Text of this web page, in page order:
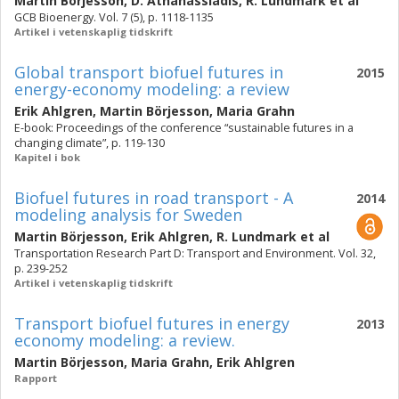
GCB Bioenergy. Vol. 7 (5), p. 1118-1135
Artikel i vetenskaplig tidskrift
2015
Global transport biofuel futures in
energy-economy modeling: a review
Erik Ahlgren, Martin Börjesson, Maria Grahn
E-book: Proceedings of the conference “sustainable futures in a
changing climate”, p. 119-130
Kapitel i bok
2014
Biofuel futures in road transport - A
modeling analysis for Sweden
Martin Börjesson, Erik Ahlgren, R. Lundmark et al
Transportation Research Part D: Transport and Environment. Vol. 32,
p. 239-252
Artikel i vetenskaplig tidskrift
2013
Transport biofuel futures in energy
economy modeling: a review.
Martin Börjesson, Maria Grahn, Erik Ahlgren
Rapport